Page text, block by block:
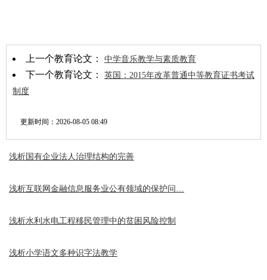
上一个教育论文： 中学音乐教学与素质教育
下一个教育论文： 英国：2015年改革普通中等教育证书考试
制度
更新时间： 2026-08-05 08:49
浅析国有企业法人治理结构的完善
浅析互联网金融信息服务业公有领域的保护问…
浅析水利水电工程移民管理中的贫困风险控制
浅析小学语文多种识字法教学